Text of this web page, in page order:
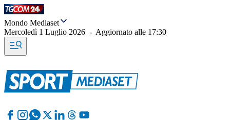
Mondo Mediaset
Mercoledì 1 Luglio 2026 - Aggiornato alle 17:30